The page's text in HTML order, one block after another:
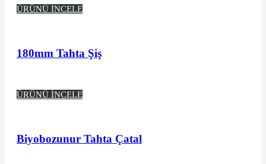
ÜRÜNÜ İNCELE
180mm Tahta Şiş
ÜRÜNÜ İNCELE
Biyobozunur Tahta Çatal